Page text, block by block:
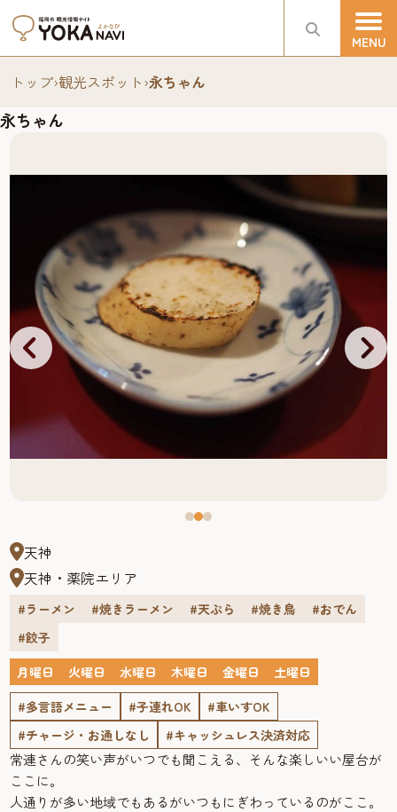
トップ›観光スポット›永ちゃん
永ちゃん
天神
天神・薬院エリア
#ラーメン #焼きラーメン #天ぷら #焼き鳥
#おでん
#餃子
月曜日
火曜日 水曜日 木曜日 金曜日
土曜日
#多言語メニュー
#子連れOK
#車いすOK
#チャージ・お通しなし
#キャッシュレス決済対応
常連さんの笑い声がいつでも聞こえる、そんな楽しいい屋台が
ここに。
人通りが多い地域でもあるがいつもにぎわっているのがここ。